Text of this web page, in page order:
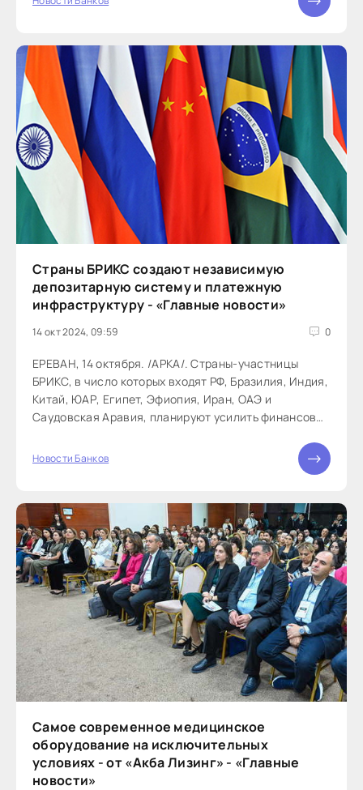
Страны БРИКС создают независимую
депозитарную систему и платежную
инфраструктуру - «Главные новости»
14 окт 2024, 09:59 0
ЕРЕВАН, 14 октября. /АРКА/. Страны-участницы
БРИКС, в число которых входят РФ, Бразилия, Индия,
Китай, ЮАР, Египет, Эфиопия, Иран, ОАЭ и
Саудовская Аравия, планируют усилить финансовое
Новости Банков
Самое современное медицинское
оборудование на исключительных
условиях - от «Акба Лизинг» - «Главные
новости»